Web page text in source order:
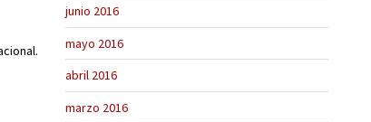
junio 2016
mayo 2016
abril 2016
marzo 2016